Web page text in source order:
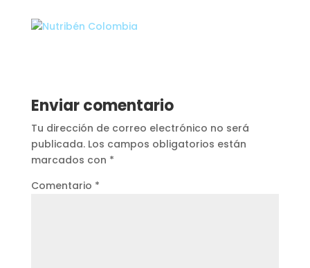
Enviar comentario
Tu dirección de correo electrónico no será
publicada. Los campos obligatorios están
marcados con *
Comentario *